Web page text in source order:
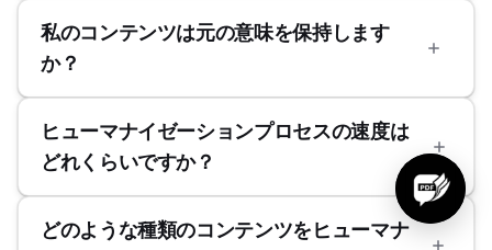
私のコンテンツは元の意味を保持します
か？
ヒューマナイゼーションプロセスの速度は
どれくらいですか？
どのような種類のコンテンツをヒューマナ